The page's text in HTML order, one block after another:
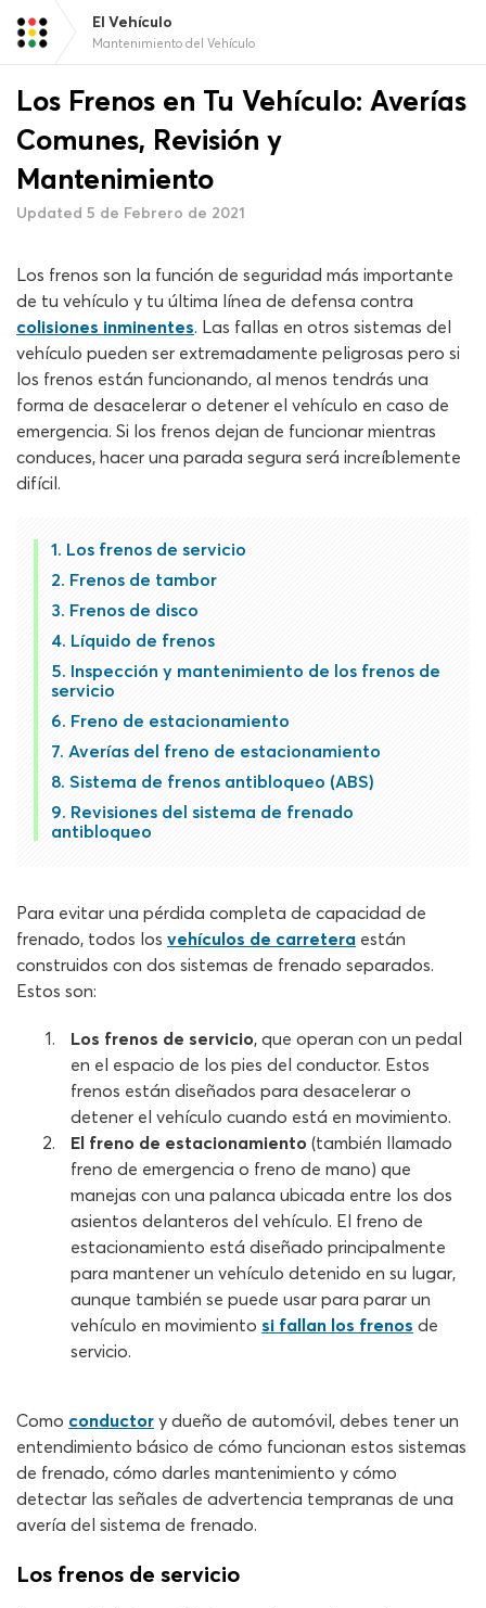
El Vehículo
Mantenimiento del Vehículo
Los Frenos en Tu Vehículo: Averías
Comunes, Revisión y
Mantenimiento
Updated 5 de Febrero de 2021
Los frenos son la función de seguridad más importante
de tu vehículo y tu última línea de defensa contra
colisiones inminentes. Las fallas en otros sistemas del
vehículo pueden ser extremadamente peligrosas pero si
los frenos están funcionando, al menos tendrás una
forma de desacelerar o detener el vehículo en caso de
emergencia. Si los frenos dejan de funcionar mientras
conduces, hacer una parada segura será increíblemente
difícil.
Los frenos de servicio
Frenos de tambor
Frenos de disco
Líquido de frenos
Inspección y mantenimiento de los frenos de
servicio
Freno de estacionamiento
Averías del freno de estacionamiento
Sistema de frenos antibloqueo (ABS)
Revisiones del sistema de frenado
antibloqueo
Para evitar una pérdida completa de capacidad de
frenado, todos los vehículos de carretera están
construidos con dos sistemas de frenado separados.
Estos son:
Los frenos de servicio, que operan con un pedal
en el espacio de los pies del conductor. Estos
frenos están diseñados para desacelerar o
detener el vehículo cuando está en movimiento.
El freno de estacionamiento (también llamado
freno de emergencia o freno de mano) que
manejas con una palanca ubicada entre los dos
asientos delanteros del vehículo. El freno de
estacionamiento está diseñado principalmente
para mantener un vehículo detenido en su lugar,
aunque también se puede usar para parar un
vehículo en movimiento si fallan los frenos de
servicio.
Como conductor y dueño de automóvil, debes tener un
entendimiento básico de cómo funcionan estos sistemas
de frenado, cómo darles mantenimiento y cómo
detectar las señales de advertencia tempranas de una
avería del sistema de frenado.
Los frenos de servicio